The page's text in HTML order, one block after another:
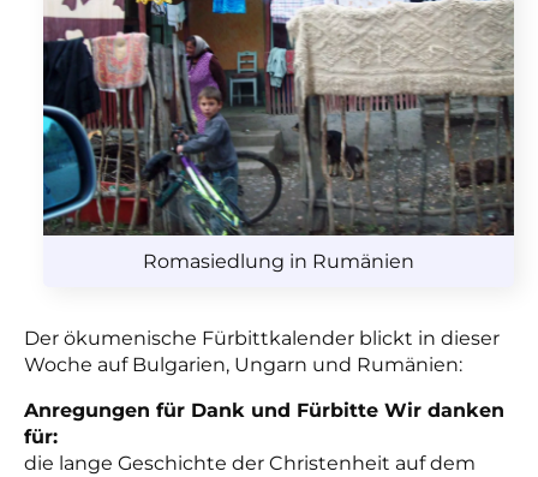
Romasiedlung in Rumänien
Der ökumenische Fürbittkalender blickt in dieser
Woche auf Bulgarien, Ungarn und Rumänien:
Anregungen für Dank und Fürbitte Wir danken
für:
die lange Geschichte der Christenheit auf dem